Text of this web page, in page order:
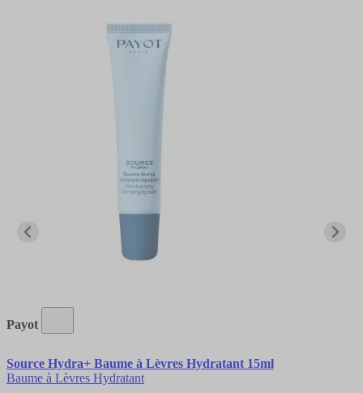
Payot
Source Hydra+ Baume à Lèvres Hydratant 15ml
Baume à Lèvres Hydratant